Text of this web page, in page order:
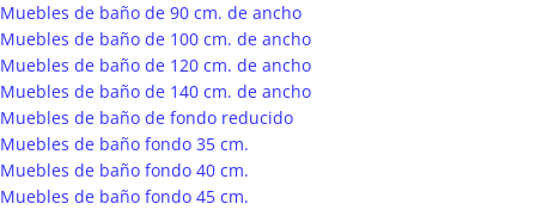
Muebles de baño de 90 cm. de ancho
Muebles de baño de 100 cm. de ancho
Muebles de baño de 120 cm. de ancho
Muebles de baño de 140 cm. de ancho
Muebles de baño de fondo reducido
Muebles de baño fondo 35 cm.
Muebles de baño fondo 40 cm.
Muebles de baño fondo 45 cm.